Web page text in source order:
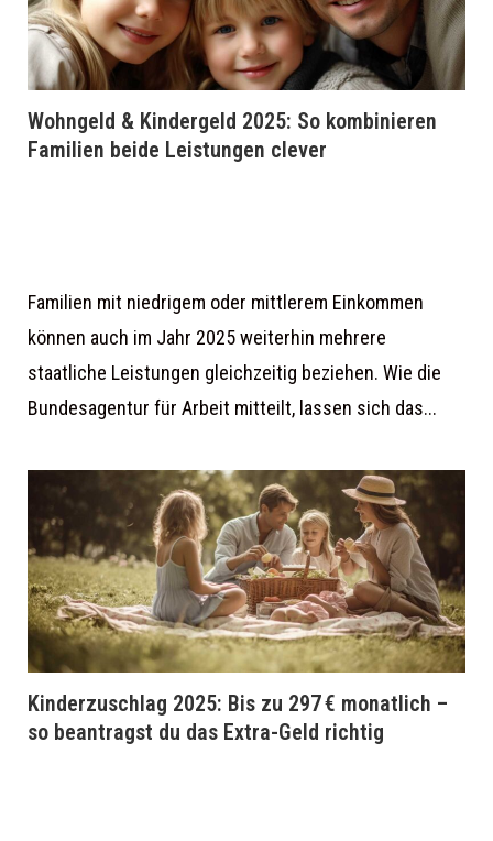
Wohngeld & Kindergeld 2025: So kombinieren
Familien beide Leistungen clever
Familien mit niedrigem oder mittlerem Einkommen
können auch im Jahr 2025 weiterhin mehrere
staatliche Leistungen gleichzeitig beziehen. Wie die
Bundesagentur für Arbeit mitteilt, lassen sich das...
Kinderzuschlag 2025: Bis zu 297 € monatlich –
so beantragst du das Extra-Geld richtig